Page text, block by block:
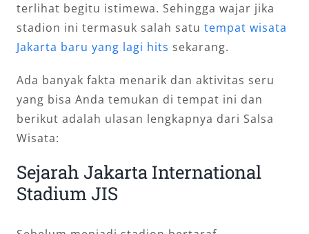
terlihat begitu istimewa. Sehingga wajar jika
stadion ini termasuk salah satu tempat wisata
Jakarta baru yang lagi hits sekarang.
Ada banyak fakta menarik dan aktivitas seru
yang bisa Anda temukan di tempat ini dan
berikut adalah ulasan lengkapnya dari Salsa
Wisata:
Sejarah Jakarta International
Stadium JIS